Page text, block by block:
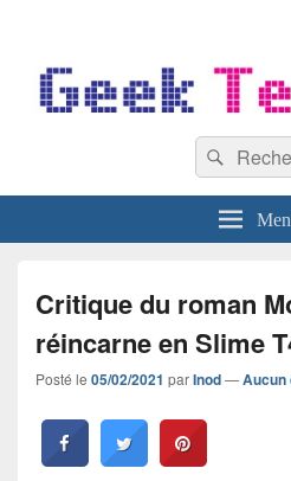
Critique du roman
réincarne en Slime
Posté le 05/02/2021 parInod—Aucun